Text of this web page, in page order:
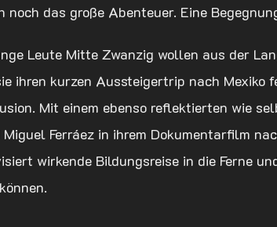
noch das große Abenteuer. Eine
Leute Mitte Zwanzig wollen aus der
ihren kurzen Aussteigertrip nach Mexiko
Mit einem ebenso reflektierten wie
Ferráez in ihrem Dokumentarfilm
wirkende Bildungsreise in die Ferne